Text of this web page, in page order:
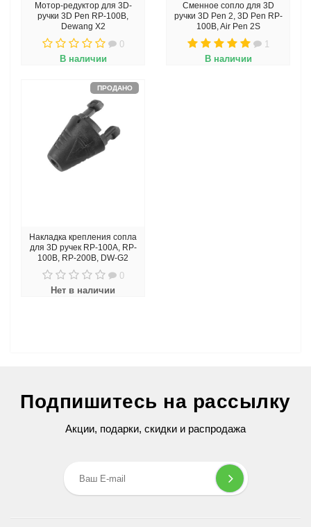
Мотор-редуктор для 3D-
ручки 3D Pen RP-100B,
Dewang X2
0
В наличии
Сменное сопло для 3D
ручки 3D Pen 2, 3D Pen RP-
100B, Air Pen 2S
1
В наличии
ПРОДАНО
Накладка крепления сопла
для 3D ручек RP-100A, RP-
100B, RP-200B, DW-G2
0
Нет в наличии
Подпишитесь на рассылку
Акции, подарки, скидки и распродажа